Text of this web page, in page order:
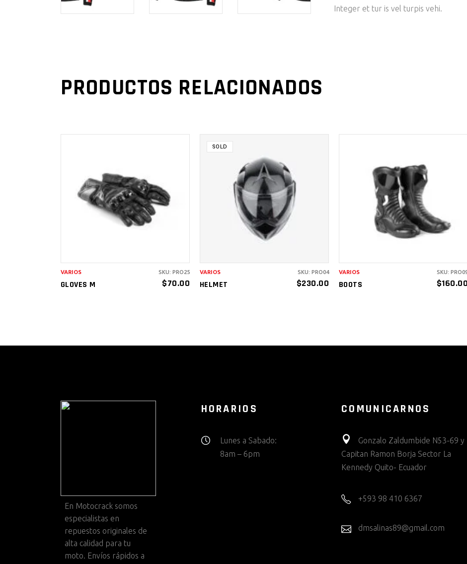
Integer et tur is vel turpis vehi.
PRODUCTOS RELACIONADOS
AÑADIR AL
CARRITO
GLOVES M $70.00
VARIOS SKU: PRO25
SOLD
LEER MÁS
HELMET $230.00
VARIOS SKU: PRO04
AÑADIR AL
CARRITO
BOOTS $160.00
VARIOS SKU:
En Motocrack somos
especialistas en
repuestos originales de
alta calidad para tu
moto. Envíos rápidos a
HORARIOS
Lunes a Sabado:
8am – 6pm
COMUNICARNOS
Gonzalo Zaldumbide N53-69 y
Capitan Ramon Borja Sector La
Kennedy Quito- Ecuador
+593 98 410 6367
dmsalinas89@gmail.com